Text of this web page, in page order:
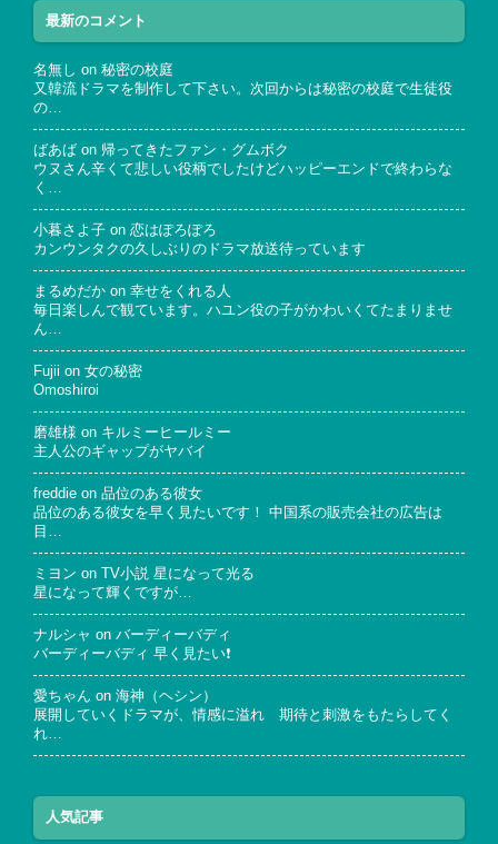
最新のコメント
名無し on 秘密の校庭
又韓流ドラマを制作して下さい。次回からは秘密の校庭で生徒役
の…
ばあば on 帰ってきたファン・グムボク
ウヌさん辛くて悲しい役柄でしたけどハッピーエンドで終わらな
く…
小暮さよ子 on 恋はぽろぽろ
カンウンタクの久しぶりのドラマ放送待っています
まるめだか on 幸せをくれる人
毎日楽しんで観ています。ハユン役の子がかわいくてたまりませ
ん…
Fujii on 女の秘密
Omoshiroi
磨雄様 on キルミーヒールミー
主人公のギャップがヤバイ
freddie on 品位のある彼女
品位のある彼女を早く見たいです！ 中国系の販売会社の広告は
目…
ミヨン on TV小説 星になって光る
星になって輝くですが…
ナルシャ on バーディーバディ
バーディーバディ 早く見たい❗
愛ちゃん on 海神（ヘシン）
展開していくドラマが、情感に溢れ 期待と刺激をもたらしてく
れ…
人気記事